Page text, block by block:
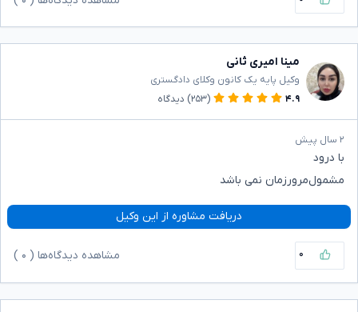
مینا امیری ثانی
وکیل پایه یک کانون وکلای دادگستری
۴.۹
(۲۵۳) دیدگاه
۲ سال پیش
با درود
مشمول‌مرور‌زمان نمی باشد
دریافت مشاوره از این وکیل
۰ مشاهده دیدگاه‌ها ( ۰